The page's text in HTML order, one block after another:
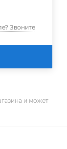
Звоните
и может